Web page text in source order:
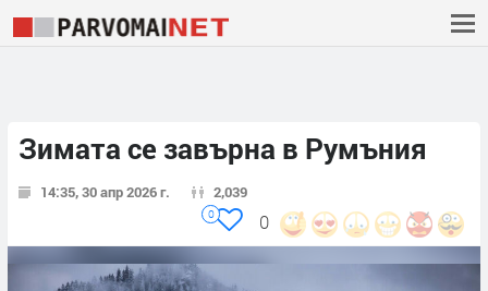
Зимата се завърна в Румъния
14:35, 30 апр 2026 г. 2,039
0
0